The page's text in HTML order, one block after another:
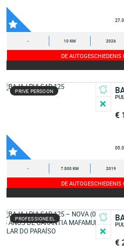
- 10 KM 2026
DE AUTOGESCHIEDENIS
PRIVE PERSOON
€
- 7.500 KM 2019
DE AUTOGESCHIEDENIS
PROFESSIONEEL
€